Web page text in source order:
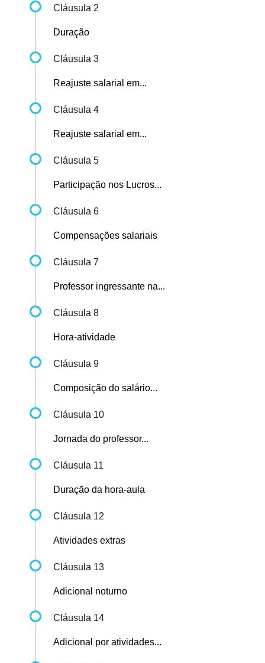
Cláusula 2
Duração
Cláusula 3
Reajuste salarial em...
Cláusula 4
Reajuste salarial em...
Cláusula 5
Participação nos Lucros...
Cláusula 6
Compensações salariais
Cláusula 7
Professor ingressante na...
Cláusula 8
Hora-atividade
Cláusula 9
Composição do salário...
Cláusula 10
Jornada do professor...
Cláusula 11
Duração da hora-aula
Cláusula 12
Atividades extras
Cláusula 13
Adicional noturno
Cláusula 14
Adicional por atividades...